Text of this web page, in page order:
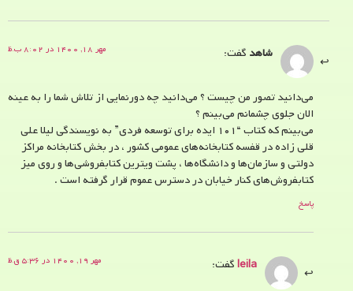
شاهد گفت: مهر ۱۸, ۱۴۰۰ در ۸:۰۲ ب.ظ
می‌دانید تصور من چیست ؟ می‌دانید چه دورنمایی از تلاش شما را به عینه
الان جلوی چشمانم می‌بینم ؟
می‌بینم که کتاب “۱۰۱ ایده برای توسعه فردی” به نویسندگی لیلا علی
قلی زاده در قفسه کتابخانه‌های عمومی کشور ، در بخش کتابخانه مراکز
دولتی و سازمان‌ها و دانشگاه‌ها ، پشت ویترین کتابفروشی‌ها و روی میز
کتابفروش‌های کنار خیابان در دسترس عموم قرار گرفته است .
پاسخ
leilaگفت: مهر ۱۹, ۱۴۰۰ در ۵:۳۶ ق.ظ